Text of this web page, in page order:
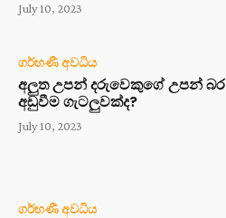
July 10, 2023
ගර්භණී අවධිය
අලුත උපන් දරුවෙකුගේ උපන් බර
අඩුවීම ගැටලුවක්ද?
July 10, 2023
ගර්භණී අවධිය